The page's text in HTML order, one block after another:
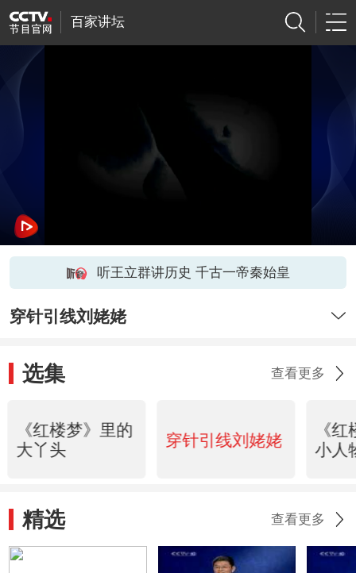
百家讲坛
听王立群讲历史 千古一帝秦始皇
穿针引线刘姥姥
选集 查看更多
《红楼梦》里的
大丫头
穿针引线刘姥姥
《
小人
精选 查看更多